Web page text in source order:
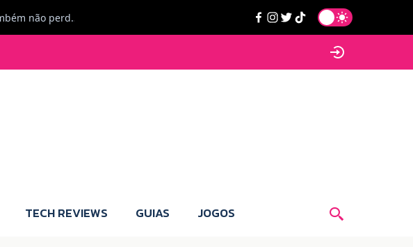
Jorge Loureiro | Fearme diz: A versão da Switch 2 tem censura... mas também não perdes muito.
Jorge Loureiro | Fearme diz: Boas, obrigado pelo teu comentário. Talvez seja verdade que a Microsoft está a tentar redefinir o futuro dos jogos, mas para uma marca que já trocou de estratégia tantas vezes, é difícil acreditar em mais uma virada de direção. Basta lembrar do Kinect, da aposta no cloud gaming, ou mesmo do discurso de que os exclusivos eram "essenciais": todas essas promessas acabaram por perder força com o tempo. Além disso, há um ponto chave que estás a ignorar: as consolas Xbox. Está à vista que foram praticamente abandonadas. Quem comprou uma Xbox Series X a pensar que ia ser a máquina indispensável para jogar exclusivos, ficou a arder, porque hoje esses jogos chegam também ao PC e, cada vez mais, até à concorrência. Isso mina a identidade da marca e enfraquece a confiança dos jogadores. A PlayStation até pode estar a lançar alguns jogos na Xbox como o Helldivers 2, mas não é o catálogo inteiro. Desta forma, as consolas PS5 continuam a ter valor.
TECH REVIEWS GUIAS JOGOS